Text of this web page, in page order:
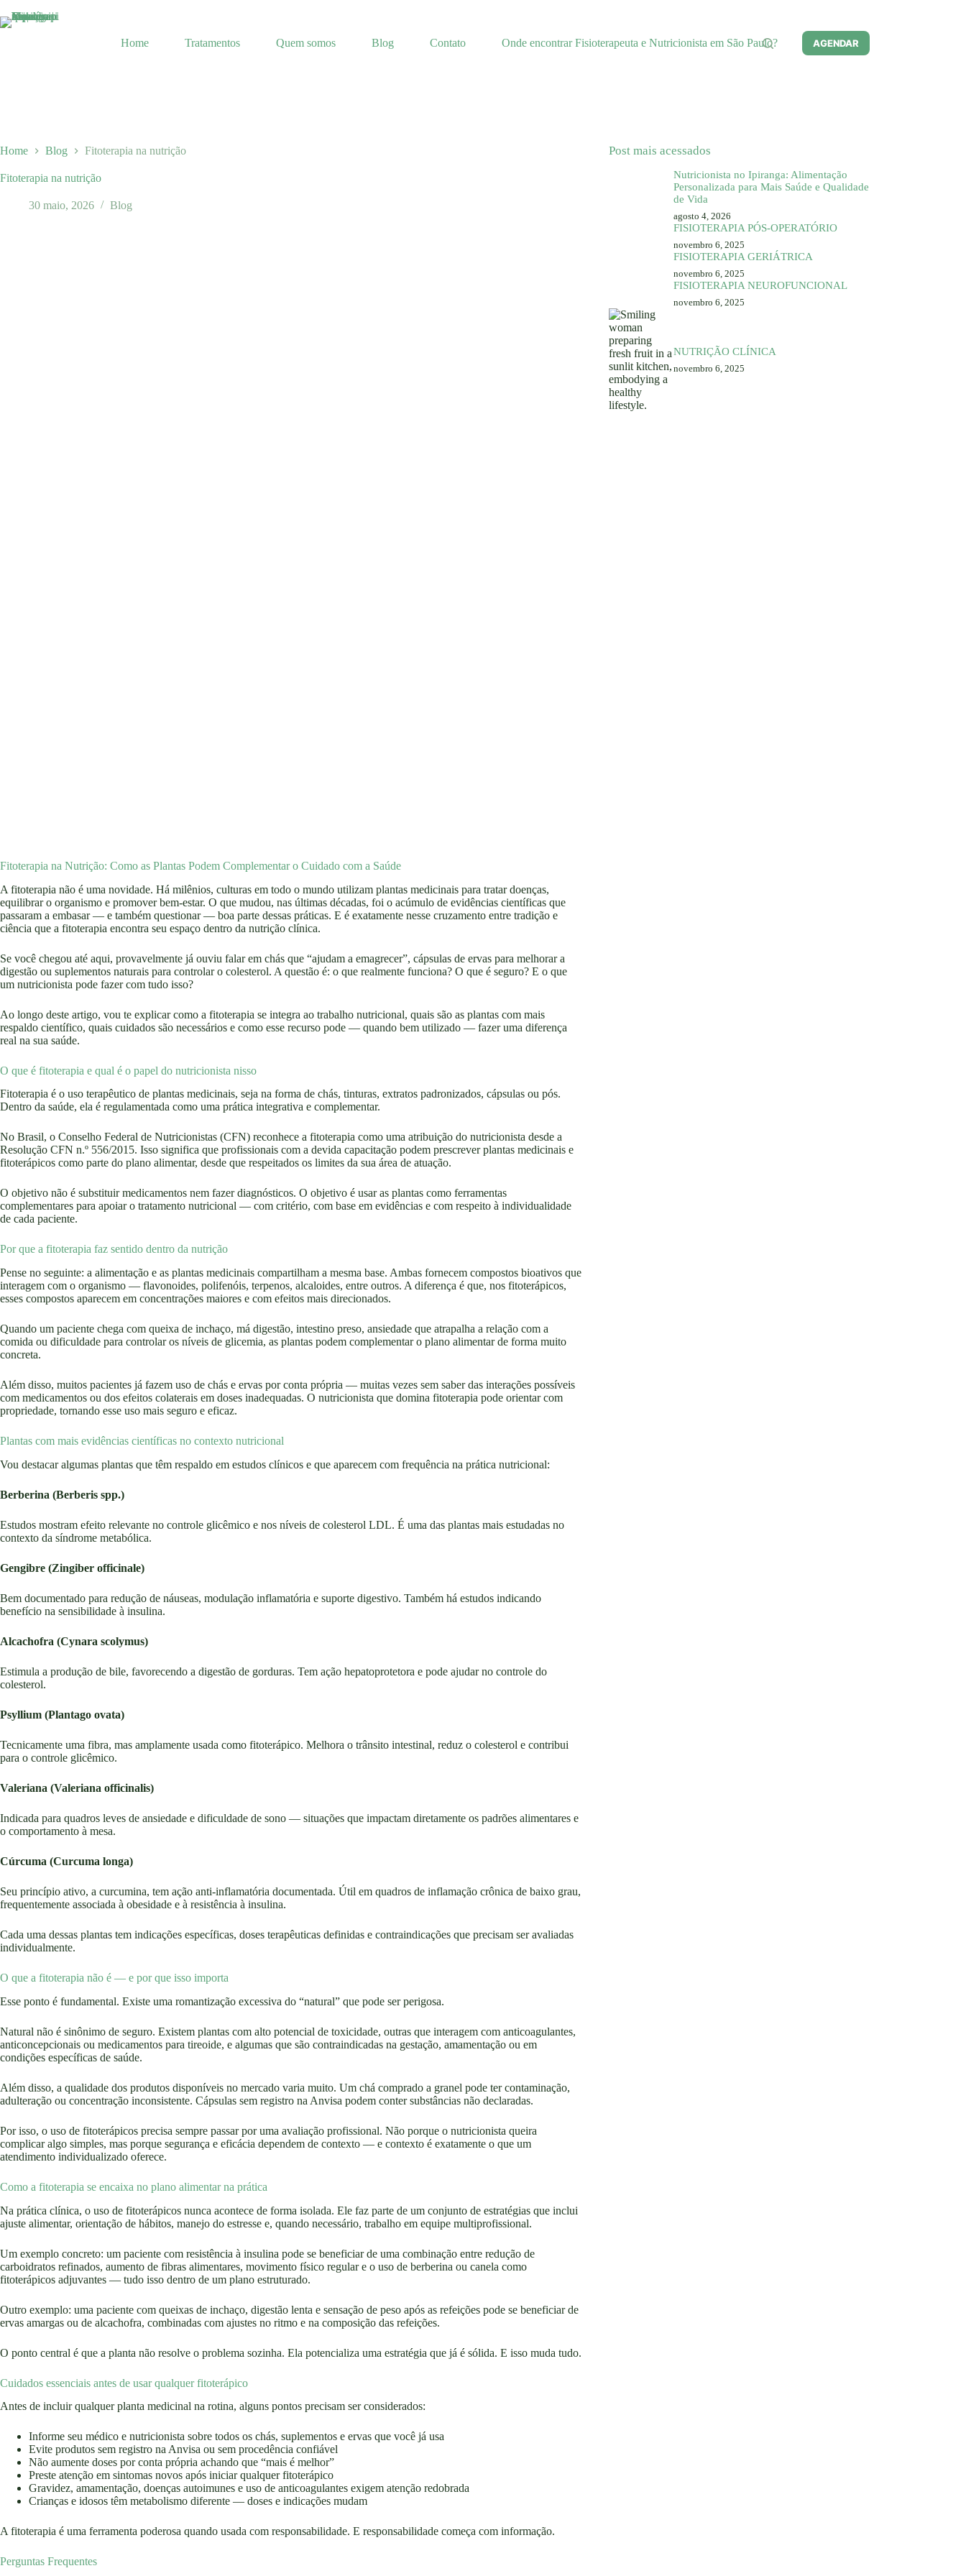
para
o
Home Tratamentos Quem somos Blog Contato Onde encontrar Fisioterapeuta e Nutricionista em São Paulo? AGENDAR
Home Blog Fitoterapia na nutrição
Fitoterapia na nutrição
30 maio, 2026 Blog
Fitoterapia na Nutrição: Como as Plantas Podem Complementar o Cuidado com a Saúde
A fitoterapia não é uma novidade. Há milênios, culturas em todo o mundo utilizam plantas medicinais para tratar doenças,
equilibrar o organismo e promover bem-estar. O que mudou, nas últimas décadas, foi o acúmulo de evidências científicas que
passaram a embasar — e também questionar — boa parte dessas práticas. E é exatamente nesse cruzamento entre tradição e
ciência que a fitoterapia encontra seu espaço dentro da nutrição clínica.
Se você chegou até aqui, provavelmente já ouviu falar em chás que “ajudam a emagrecer”, cápsulas de ervas para melhorar a
digestão ou suplementos naturais para controlar o colesterol. A questão é: o que realmente funciona? O que é seguro? E o que
um nutricionista pode fazer com tudo isso?
Ao longo deste artigo, vou te explicar como a fitoterapia se integra ao trabalho nutricional, quais são as plantas com mais
respaldo científico, quais cuidados são necessários e como esse recurso pode — quando bem utilizado — fazer uma diferença
real na sua saúde.
O que é fitoterapia e qual é o papel do nutricionista nisso
Fitoterapia é o uso terapêutico de plantas medicinais, seja na forma de chás, tinturas, extratos padronizados, cápsulas ou pós.
Dentro da saúde, ela é regulamentada como uma prática integrativa e complementar.
No Brasil, o Conselho Federal de Nutricionistas (CFN) reconhece a fitoterapia como uma atribuição do nutricionista desde a
Resolução CFN n.º 556/2015. Isso significa que profissionais com a devida capacitação podem prescrever plantas medicinais e
fitoterápicos como parte do plano alimentar, desde que respeitados os limites da sua área de atuação.
O objetivo não é substituir medicamentos nem fazer diagnósticos. O objetivo é usar as plantas como ferramentas
complementares para apoiar o tratamento nutricional — com critério, com base em evidências e com respeito à individualidade
de cada paciente.
Por que a fitoterapia faz sentido dentro da nutrição
Pense no seguinte: a alimentação e as plantas medicinais compartilham a mesma base. Ambas fornecem compostos bioativos que
interagem com o organismo — flavonoides, polifenóis, terpenos, alcaloides, entre outros. A diferença é que, nos fitoterápicos,
esses compostos aparecem em concentrações maiores e com efeitos mais direcionados.
Quando um paciente chega com queixa de inchaço, má digestão, intestino preso, ansiedade que atrapalha a relação com a
comida ou dificuldade para controlar os níveis de glicemia, as plantas podem complementar o plano alimentar de forma muito
concreta.
Além disso, muitos pacientes já fazem uso de chás e ervas por conta própria — muitas vezes sem saber das interações possíveis
com medicamentos ou dos efeitos colaterais em doses inadequadas. O nutricionista que domina fitoterapia pode orientar com
propriedade, tornando esse uso mais seguro e eficaz.
Plantas com mais evidências científicas no contexto nutricional
Vou destacar algumas plantas que têm respaldo em estudos clínicos e que aparecem com frequência na prática nutricional:
Berberina (Berberis spp.)
Estudos mostram efeito relevante no controle glicêmico e nos níveis de colesterol LDL. É uma das plantas mais estudadas no
contexto da síndrome metabólica.
Gengibre (Zingiber officinale)
Bem documentado para redução de náuseas, modulação inflamatória e suporte digestivo. Também há estudos indicando
benefício na sensibilidade à insulina.
Alcachofra (Cynara scolymus)
Estimula a produção de bile, favorecendo a digestão de gorduras. Tem ação hepatoprotetora e pode ajudar no controle do
colesterol.
Psyllium (Plantago ovata)
Tecnicamente uma fibra, mas amplamente usada como fitoterápico. Melhora o trânsito intestinal, reduz o colesterol e contribui
para o controle glicêmico.
Valeriana (Valeriana officinalis)
Indicada para quadros leves de ansiedade e dificuldade de sono — situações que impactam diretamente os padrões alimentares e
o comportamento à mesa.
Cúrcuma (Curcuma longa)
Seu princípio ativo, a curcumina, tem ação anti-inflamatória documentada. Útil em quadros de inflamação crônica de baixo grau,
frequentemente associada à obesidade e à resistência à insulina.
Cada uma dessas plantas tem indicações específicas, doses terapêuticas definidas e contraindicações que precisam ser avaliadas
individualmente.
O que a fitoterapia não é — e por que isso importa
Esse ponto é fundamental. Existe uma romantização excessiva do “natural” que pode ser perigosa.
Natural não é sinônimo de seguro. Existem plantas com alto potencial de toxicidade, outras que interagem com anticoagulantes,
anticoncepcionais ou medicamentos para tireoide, e algumas que são contraindicadas na gestação, amamentação ou em
condições específicas de saúde.
Além disso, a qualidade dos produtos disponíveis no mercado varia muito. Um chá comprado a granel pode ter contaminação,
adulteração ou concentração inconsistente. Cápsulas sem registro na Anvisa podem conter substâncias não declaradas.
Por isso, o uso de fitoterápicos precisa sempre passar por uma avaliação profissional. Não porque o nutricionista queira
complicar algo simples, mas porque segurança e eficácia dependem de contexto — e contexto é exatamente o que um
atendimento individualizado oferece.
Como a fitoterapia se encaixa no plano alimentar na prática
Na prática clínica, o uso de fitoterápicos nunca acontece de forma isolada. Ele faz parte de um conjunto de estratégias que inclui
ajuste alimentar, orientação de hábitos, manejo do estresse e, quando necessário, trabalho em equipe multiprofissional.
Um exemplo concreto: um paciente com resistência à insulina pode se beneficiar de uma combinação entre redução de
carboidratos refinados, aumento de fibras alimentares, movimento físico regular e o uso de berberina ou canela como
fitoterápicos adjuvantes — tudo isso dentro de um plano estruturado.
Outro exemplo: uma paciente com queixas de inchaço, digestão lenta e sensação de peso após as refeições pode se beneficiar de
ervas amargas ou de alcachofra, combinadas com ajustes no ritmo e na composição das refeições.
O ponto central é que a planta não resolve o problema sozinha. Ela potencializa uma estratégia que já é sólida. E isso muda tudo.
Cuidados essenciais antes de usar qualquer fitoterápico
Antes de incluir qualquer planta medicinal na rotina, alguns pontos precisam ser considerados:
Informe seu médico e nutricionista sobre todos os chás, suplementos e ervas que você já usa
Evite produtos sem registro na Anvisa ou sem procedência confiável
Não aumente doses por conta própria achando que “mais é melhor”
Preste atenção em sintomas novos após iniciar qualquer fitoterápico
Gravidez, amamentação, doenças autoimunes e uso de anticoagulantes exigem atenção redobrada
Crianças e idosos têm metabolismo diferente — doses e indicações mudam
A fitoterapia é uma ferramenta poderosa quando usada com responsabilidade. E responsabilidade começa com informação.
Perguntas Frequentes
Post mais acessados
Nutricionista no Ipiranga: Alimentação
Personalizada para Mais Saúde e Qualidade
de Vida
agosto 4, 2026
FISIOTERAPIA PÓS-OPERATÓRIO
novembro 6, 2025
FISIOTERAPIA GERIÁTRICA
novembro 6, 2025
FISIOTERAPIA NEUROFUNCIONAL
novembro 6, 2025
NUTRIÇÃO CLÍNICA
novembro 6, 2025